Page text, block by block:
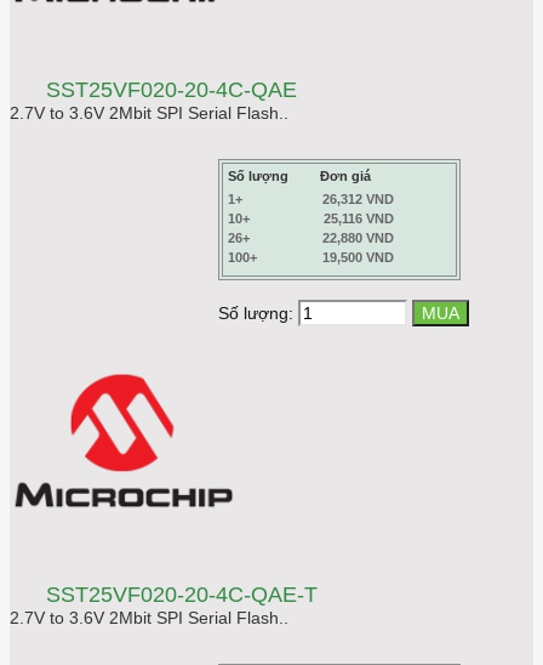
SST25VF020-20-4C-QAE
2.7V to 3.6V 2Mbit SPI Serial Flash..
Số lượng
Đơn giá
1+
26,312 VND
10+
25,116 VND
26+
22,880 VND
100+
19,500 VND
Số lượng:
SST25VF020-20-4C-QAE-T
2.7V to 3.6V 2Mbit SPI Serial Flash..